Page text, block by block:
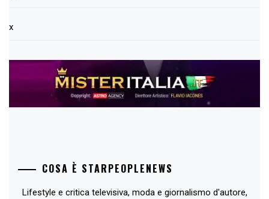
x
COSA È STARPEOPLENEWS
Lifestyle e critica televisiva, moda e giornalismo d'autore,